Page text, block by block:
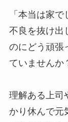
「本当は家
不良を抜け出
のにどう頑張
ていませんか
理解ある上司
かり休んで元